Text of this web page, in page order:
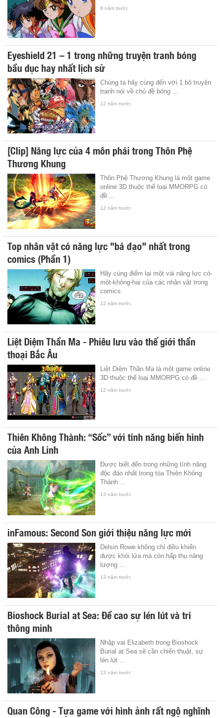
8 năm trước
Eyeshield 21 – 1 trong những truyện tranh bóng
bầu dục hay nhất lịch sử
Chúng ta hãy cùng đến với 1 bộ truyện
tranh nói về chủ đề bóng ...
12 năm trước
[Clip] Năng lực của 4 môn phái trong Thôn Phệ
Thương Khung
Thôn Phệ Thương Khung là một game
online 3D thuộc thể loại MMORPG có
đề ...
12 năm trước
Top nhân vật có năng lực "bá đạo" nhất trong
comics (Phần 1)
Hãy cùng điểm lại một vài năng lực có-
một-không-hai của các nhân vật trong
comics.
12 năm trước
Liệt Diệm Thần Ma - Phiêu lưu vào thế giới thần
thoại Bắc Âu
Liệt Diệm Thần Ma là một game online
3D thuộc thể loại MMORPG có đề ...
12 năm trước
Thiên Không Thành: “Sốc” với tính năng biến hình
của Anh Linh
Được biết đến trong những tính năng
độc đáo nhất trong tòa Thiên Không
Thành ...
13 năm trước
inFamous: Second Son giới thiệu năng lực mới
Delsin Rowe không chỉ điều khiển
được khói lửa mà còn hấp thụ năng
lượng ...
13 năm trước
Bioshock Burial at Sea: Đề cao sự lén lút và trí
thông minh
Nhập vai Elizabeth trong Bioshock
Burial at Sea sẽ cần chiến thuật, sự
lén lút ...
13 năm trước
Quan Công - Tựa game với hình ảnh rất ngộ nghĩnh